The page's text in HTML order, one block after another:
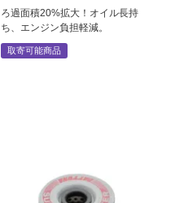
ろ過面積20%拡大！オイル長持
ち、エンジン負担軽減。
取寄可能商品